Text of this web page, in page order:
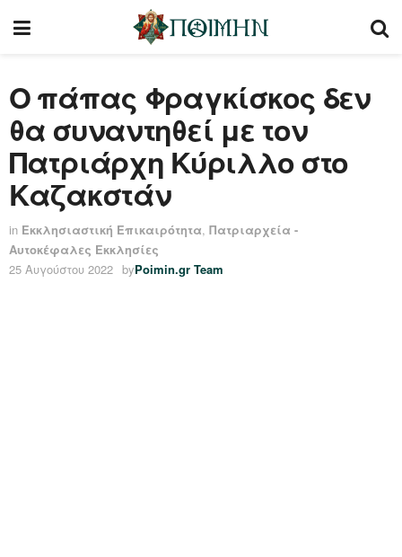
Ο πάπας Φραγκίσκος δεν
θα συναντηθεί με τον
Πατριάρχη Κύριλλο στο
Καζακστάν
in Εκκλησιαστική Επικαιρότητα, Πατριαρχεία -
Αυτοκέφαλες Εκκλησίες
25 Αυγούστου 2022 byPoimin.gr Team